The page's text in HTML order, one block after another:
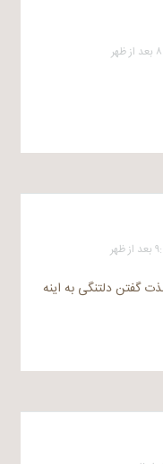
گفتن دلتنگی به اینه